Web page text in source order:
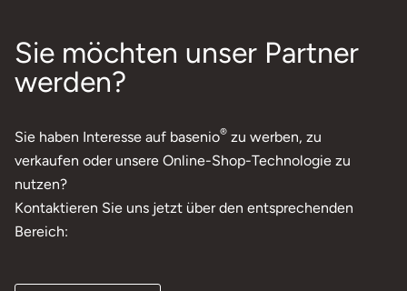
Sie möchten unser Partner
werden?
Sie haben Interesse auf basenio® zu werben, zu
verkaufen oder unsere Online-Shop-Technologie zu
nutzen?
Kontaktieren Sie uns jetzt über den entsprechenden
Bereich: